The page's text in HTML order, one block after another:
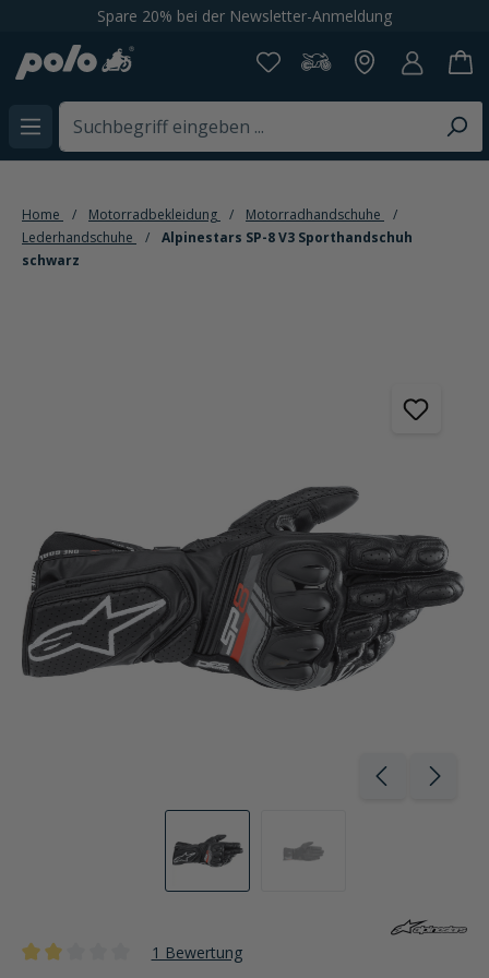
springenSpare 20% bei der Newsletter-Anmeldung
Home Motorradbekleidung
Motorradhandschuhe
Lederhandschuhe
Alpinestars SP-8 V3 Sporthandschuh
schwarz
1 Bewertung